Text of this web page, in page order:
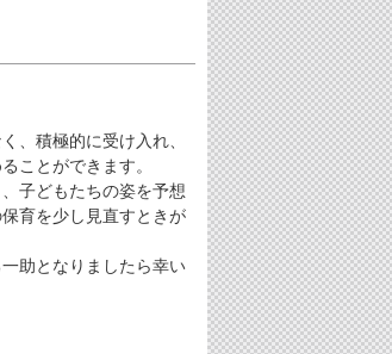
、積極的に受け入れ、
ことができます。
子どもたちの姿を予想
育を少し見直すときが
助となりましたら幸い